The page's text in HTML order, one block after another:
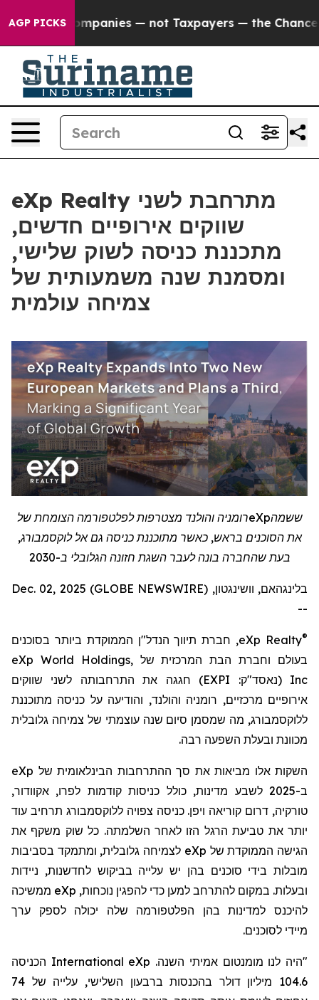
AGP PICKS
Companies — not Taxpayers — the Chance to
eXp Realty מתרחבת לשני
שווקים אירופיים חדשים,
מתכננת כניסה לשוק שלישי,
ומסמנת שנה משמעותית של
צמיחה עולמית
רומניה והולנד מצטרפות לפלטפורמה הצומחת שלeXpששמה
את הסוכנים בראש, כאשר מתוכננת כניסה גם אל לוקסמבורג,
בעת שהחברה בונה לעבר השגת חזונה הגלובלי ב-2030
בלינגהאם, וושינגטון, Dec. 02, 2025 (GLOBE NEWSWIRE)
--
®
eXp Realty, חברת תיווך הנדל"ן הממוקדת ביותר בסוכנים
בעולם וחברת הבת המרכזית שלeXp World Holdings,
Inc (נאסד"ק: EXPI
) חגגה את התרחבותה לשני שווקים
אירופיים מרכזיים, רומניה והולנד, והודיעה על כניסה מתוכננת
ללוקסמבורג, מה שמסמן סיום שנה עוצמתי של צמיחה גלובלית
מכוונת ובעלת השפעה רבה.
השקות אלו מביאות את סך ההתרחבות הבינלאומית של eXp
ב-2025 לשבע מדינות, כולל כניסות קודמות לפרו, אקוודור,
טורקיה, דרום קוריאה ויפן. כניסה צפויה ללוקסמבורג תרחיב עוד
יותר את טביעת הרגל הזו לאחר השלמתה. כל שוק משקף את
הגישה הממוקדת של eXp לצמיחה גלובלית, ומתמקד בסביבות
מובלות בידי סוכנים בהן יש עלייה בביקוש לחדשנות, ניידות
ובעלות. במקום להתרחב למען כדי להפגין נוכחות, eXp ממשיכה
להיכנס למדינות בהן הפלטפורמה שלה יכולה לספק ערך
מיידי לסוכנים.
"היה לנו מומנטום אמיתי השנה. eXp
International הכניסה
104.6 מיליון דולר בהכנסות ברבעון השלישי, עלייה של 74